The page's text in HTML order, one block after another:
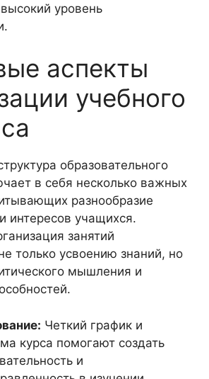
уровень
аспекты
учебного
образовательного
в себя несколько важных
разнообразие
интересов учащихся.
занятий
только усвоению знаний, но
мышления и
Четкий график и
курса помогают создать
и